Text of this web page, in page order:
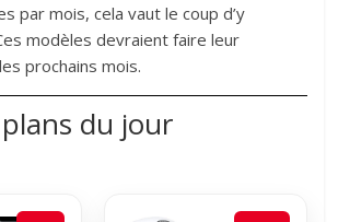
par mois, cela vaut le coup d’y
modèles devraient faire leur
prochains mois.
du jour